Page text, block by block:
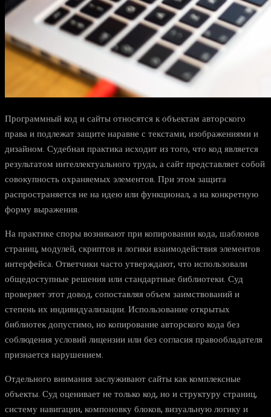
Программный код и сайты относятся к объектам авторского
права и подлежат защите наравне с текстами, изображениями и
дизайном. Судебная практика исходит из того, что код является
результатом интеллектуального труда, а сайт представляет собой
совокупность охраняемых элементов. При этом защита
распространяется не на идею или функционал, а на конкретную
форму выражения.
На практике споры возникают при копировании кода, шаблонов
страниц, модулей, скриптов и логики взаимодействия элементов
интерфейса. Ответчики часто утверждают, что использовали
общедоступные решения или стандартные библиотеки. Суд
проверяет этот довод, сопоставляя объем заимствований и
степень их индивидуализации. Использование открытых
библиотек допустимо, но копирование авторского кода без
соблюдения условий лицензии или без согласия правообладателя
признается нарушением.
Отдельного внимания заслуживают сайты как комплексные
объекты. Суд оценивает не только код, но и структуру страниц,
систему навигации, компоновку блоков, визуальную логику и